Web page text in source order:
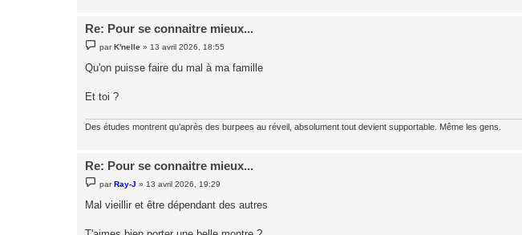
Re: Pour se connaitre mieux...
e
s
s
g
e
parK'nelle »13 avril 2026, 18:55
Qu'on puisse faire du mal à ma famille
Et toi ?
Des études montrent qu’après des burpees au réveil, absolument tout devient supportable. Même les gens.
Re: Pour se connaitre mieux...
e
s
s
g
par Ray-J »13 avril 2026, 19:29
Mal vieillir et être dépendant des autres